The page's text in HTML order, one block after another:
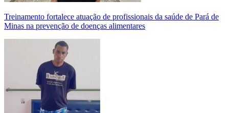
Treinamento fortalece atuação de profissionais da saúde de Pará de
Minas na prevenção de doenças alimentares